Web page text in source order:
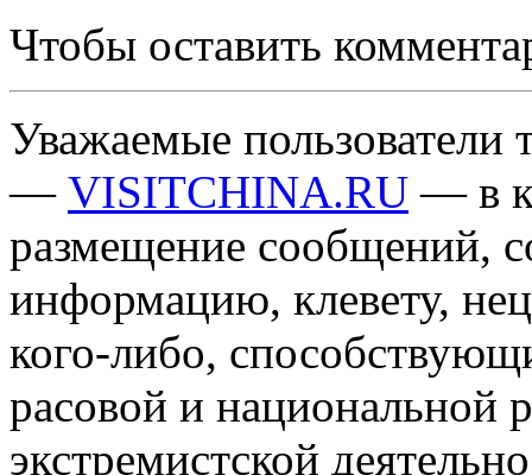
Чтобы оставить
Уважаемые пользователи
— VISITCHINA.RU — в
размещение сообщений,
информацию, клевету,
кого-либо,
расовой и национальной
экстремистской